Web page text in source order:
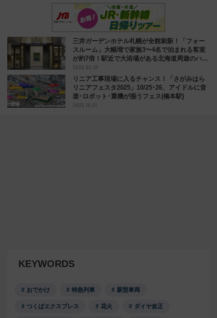
三井ガーデンホテル札幌が全館刷新！「フォー
スルーム」大幅増で家族3〜4名で泊まれる客室
が約7倍！駅近で大浴場がある北海道周遊のハブ
に
2026.02.19
リニア工事現場に入るチャンス！「さがみはら
リニアフェスタ2025」10/25･26、アイドルに音
楽･ロボット･重機が揃うフェス(橋本駅)
2025.10.21
KEYWORDS
おでかけ 特急列車 新型車両
つくばエクスプレス 花火 ダイヤ改正